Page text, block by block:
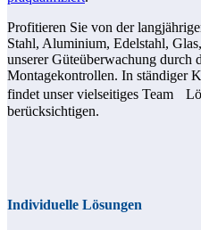
Profitieren Sie von der
Stahl, Aluminium, Edelstahl,
unserer Güteüberwachung durch
Montagekontrollen. In ständiger
findet unser vielseitiges Team
berücksichtigen.
Individuelle Lösungen